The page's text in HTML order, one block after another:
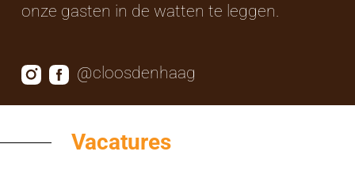
onze gasten in de watten te leggen.
@cloosdenhaag
Vacatures